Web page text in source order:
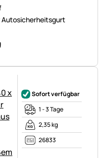
Sofort verfügbar
1 - 3 Tage
2,35 kg
26833